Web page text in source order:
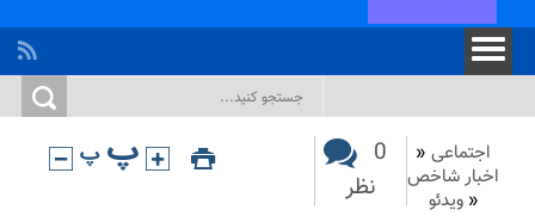
اجتماعی «
اخبار شاخص
« ویدئو
0
نظر